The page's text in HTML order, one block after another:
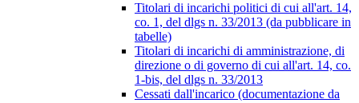
Titolari di incarichi politici di cui all'art. 14,
co. 1, del dlgs n. 33/2013 (da pubblicare in
tabelle)
Titolari di incarichi di amministrazione, di
direzione o di governo di cui all'art. 14, co.
1-bis, del dlgs n. 33/2013
Cessati dall'incarico (documentazione da